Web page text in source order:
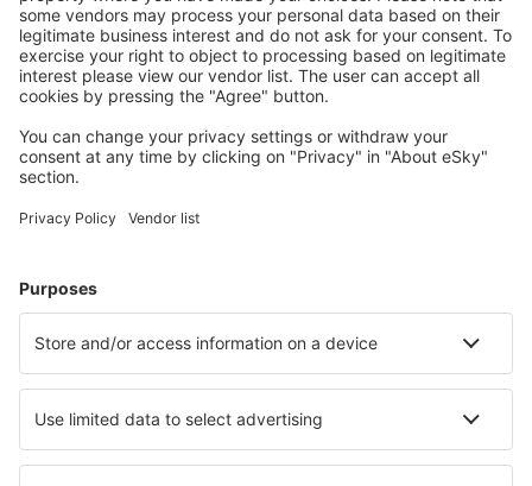
Download onze appen plan gemakkelijk uw
reizen
Vliegtickets
Verblijf
Vlucht+hotel
Hotels